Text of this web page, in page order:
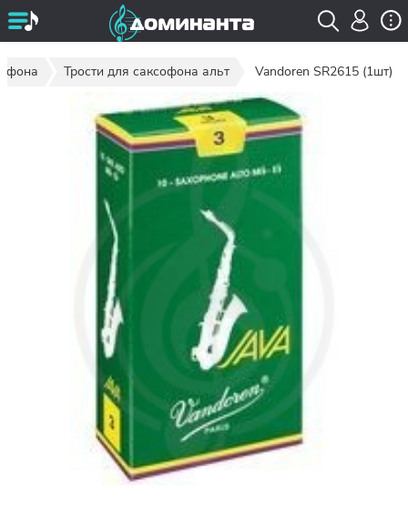
Трости для саксофона альт Vandoren SR2615 (1шт)